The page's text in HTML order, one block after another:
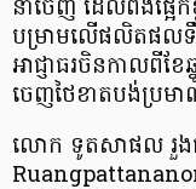
នាំចេញ ដែលពឹងផ្អែក
បម្រាមលើផលិតផលទឹ
អាជ្ញាធរចិនកាលពីខែ
ចេញថៃខាតបង់ប្រម
លោក ទូតសាផល រួង